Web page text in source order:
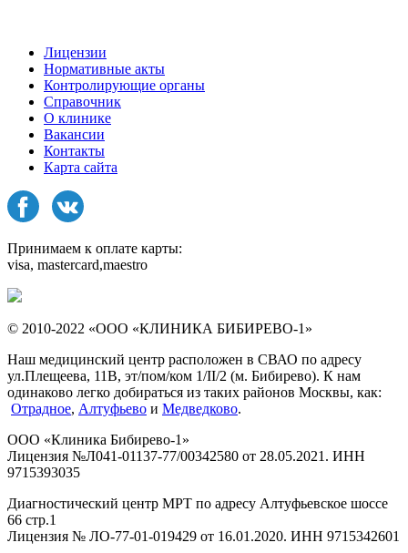
Лицензии
Нормативные акты
Контролирующие органы
Справочник
О клинике
Вакансии
Контакты
Карта сайта
Принимаем к оплате карты:
visa, mastercard,maestro
© 2010-2022 «ООО «КЛИНИКА БИБИРЕВО-1»
Наш медицинский центр расположен в СВАО по адресу
ул.Плещеева, 11В, эт/пом/ком 1/II/2 (м. Бибирево). К нам
одинаково легко добираться из таких районов Москвы, как:
Отрадное, Алтуфьево и Медведково.
ООО «Клиника Бибирево-1»
Лицензия №Л041-01137-77/00342580 от 28.05.2021. ИНН
9715393035
Диагностический центр МРТ по адресу Алтуфьевское шоссе
66 стр.1
Лицензия № ЛО-77-01-019429 от 16.01.2020. ИНН 9715342601